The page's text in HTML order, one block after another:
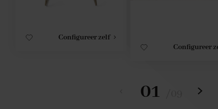
Configureer zelf
Configureer
01